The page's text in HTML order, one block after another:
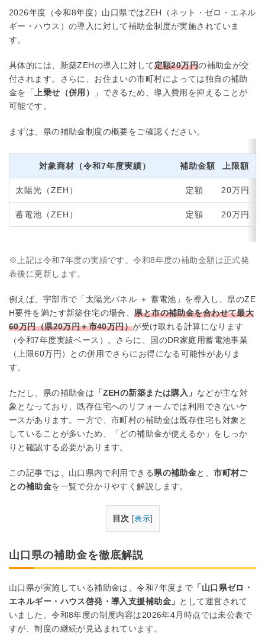
2026年度（令和8年度）山口県ではZEH（ネット・ゼロ・エネル
ギー・ハウス）の導入に対して補助金制度が実施されていま
す。
具体的には、新築ZEHの導入に対して定額20万円の補助金が交
付されます。さらに、お住まいの市町村によっては独自の補助
金を「
上乗せ（併用）
」できるため、導入費用を抑えることが
可能です。
まずは、県の補助金制度の概要をご確認ください。
対象商材（令和7年度実績） 補助金額 上限額
太陽光（ZEH） 定額 20万円
蓄電池（ZEH） 定額 20万円
※上記は令和7年度の実績です。令和8年度の補助金額は正式発
表後に更新します。
例えば、宇部市で「太陽光パネル ＋ 蓄電池」を導入し、県のZE
H要件を満たす新築住宅の場合、県と市の補助金を合わせて最大
60万円（県20万円＋市40万円）が受け取れる計算になります
（令和7年度実績ベース）。さらに、国のDR家庭用蓄電池事業
（上限60万円）との併用でさらにお得になる可能性がありま
す。
ただし、県の補助金は 「ZEHの新築または購入」 などが主な対
象となっており、既存住宅へのリフォームでは利用できないケ
ースがあります。一方で、市町村の補助金は既存住宅も対象と
していることが多いため、「どの補助金が使えるか」をしっか
りと確認する必要があります。
この記事では、山口県内で利用できる県の補助金と、市町村ご
との補助金を一覧で分かりやすく解説します。
目次 [表示]
山口県の補助金を徹底解説
山口県が実施している補助金は、令和7年度まで 「山口県ゼロ・
エネルギー・ハウス啓発・導入支援補助金」 として運営されて
いました。令和8年度の制度内容は2026年4月時点では未公表で
すが、制度の継続が見込まれています。